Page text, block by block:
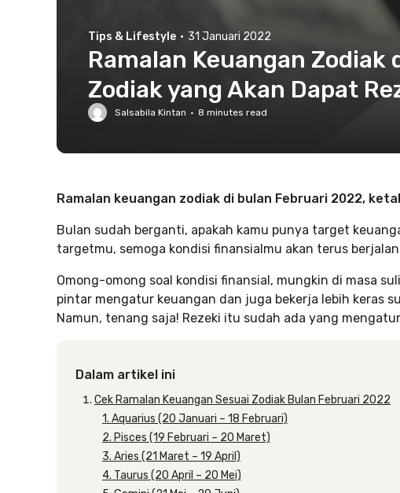
Tips & Lifestyle · 31 Januari 2022
Ramalan Keuangan
Zodiak yang Akan Dapat
Salsabila Kintan · 8 minutes read
Ramalan keuangan zodiak di bulan Februari 2022,
Bulan sudah berganti, apakah kamu punya target
targetmu, semoga kondisi finansialmu akan terus
Omong-omong soal kondisi finansial, mungkin di masa
pintar mengatur keuangan dan juga bekerja lebih keras
Namun, tenang saja! Rezeki itu sudah ada yang
Dalam artikel ini
Cek Ramalan Keuangan Sesuai Zodiak Bulan Februari 2022
1. Aquarius (20 Januari – 18 Februari)
2. Pisces (19 Februari – 20 Maret)
3. Aries (21 Maret – 19 April)
4. Taurus (20 April – 20 Mei)